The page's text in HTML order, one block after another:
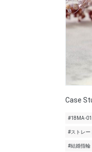
Case
#18MA-
#ストレー
#結婚指輪